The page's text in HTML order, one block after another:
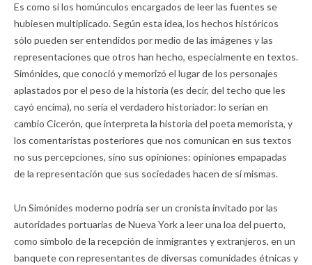
Es como si los homúnculos encargados de leer las fuentes se
hubiesen multiplicado. Según esta idea, los hechos históricos
sólo pueden ser entendidos por medio de las imágenes y las
representaciones que otros han hecho, especialmente en textos.
Simónides, que conoció y memorizó el lugar de los personajes
aplastados por el peso de la historia (es decir, del techo que les
cayó encima), no sería el verdadero historiador: lo serían en
cambio Cicerón, que interpreta la historia del poeta memorista, y
los comentaristas posteriores que nos comunican en sus textos
no sus percepciones, sino sus opiniones: opiniones empapadas
de la representación que sus sociedades hacen de sí mismas.
Un Simónides moderno podría ser un cronista invitado por las
autoridades portuarias de Nueva York a leer una loa del puerto,
como símbolo de la recepción de inmigrantes y extranjeros, en un
banquete con representantes de diversas comunidades étnicas y